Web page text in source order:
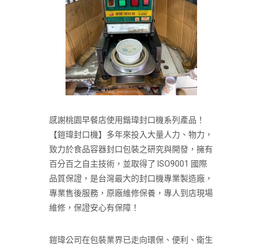
感謝桃園早餐店使用鍇瑋封口機系列產品！
【鎧瑋封口機】多年來投入大量人力、物力，
致力於食品容器封口包裝之研究與開發，擁有
百分百之自主技術，並取得了 ISO9001 國際
品質保證，是台灣最大的封口機專業製造廠，
專業售後服務，原廠維修保養，專人到店現場
維修，保證安心有保障！
鎧瑋公司在包裝業界已走向環保、便利、衛生